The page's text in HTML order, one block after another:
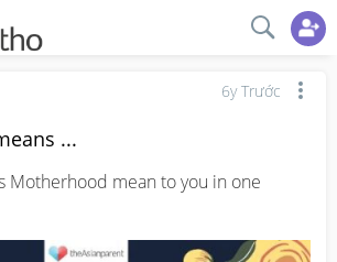
6y Trước
...
Motherhood mean to you in one